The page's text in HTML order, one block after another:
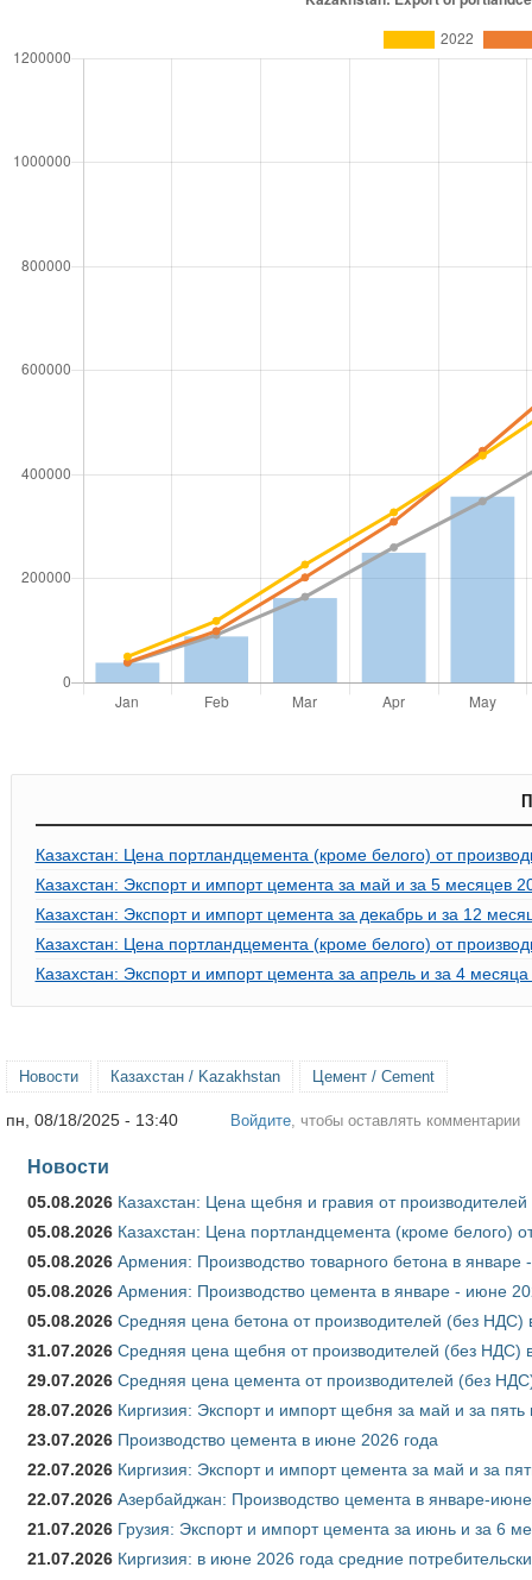
Казахстан: Цена портландцемента (кроме белого) от
Казахстан: Экспорт и импорт цемента за май и за 5 месяцев
Казахстан: Экспорт и импорт цемента за декабрь и за 12
Казахстан: Цена портландцемента (кроме белого) от
Казахстан: Экспорт и импорт цемента за апрель и за 4
Новости Казахстан / Kazakhstan Цемент / Cement
пн, 08/18/2025 - 13:40 Войдите , чтобы оставлять комментарии
Новости
05.08.2026 Казахстан: Цена щебня и гравия от
05.08.2026 Казахстан: Цена портландцемента (кроме белого)
05.08.2026 Армения: Производство товарного бетона в январе
05.08.2026 Армения: Производство цемента в январе - июне
05.08.2026 Средняя цена бетона от производителей (без НДС)
31.07.2026 Средняя цена щебня от производителей (без НДС)
29.07.2026 Средняя цена цемента от производителей (без
28.07.2026 Киргизия: Экспорт и импорт щебня за май и за
23.07.2026 Производство цемента в июне 2026 года
22.07.2026 Киргизия: Экспорт и импорт цемента за май и за
22.07.2026 Азербайджан: Производство цемента в январе-
21.07.2026 Грузия: Экспорт и импорт цемента за июнь и за 6
21.07.2026 Киргизия: в июне 2026 года средние